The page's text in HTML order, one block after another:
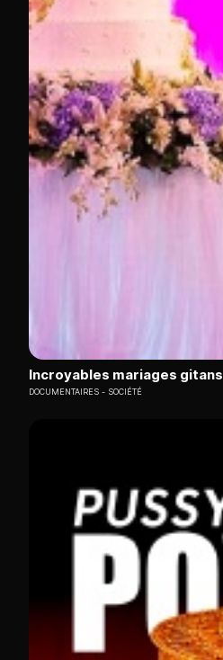
Incroyables mariages gitans
DOCUMENTAIRES SOCIÉTÉ